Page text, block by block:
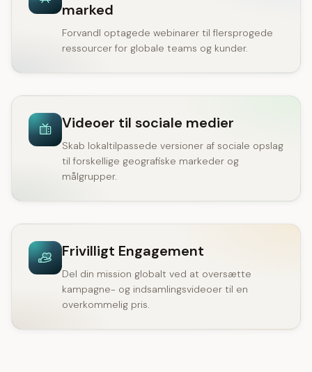
marked
Forvandl optagede webinarer til flersprogede
ressourcer for globale teams og kunder.
Videoer til sociale medier
Skab lokaltilpassede versioner af sociale opslag
til forskellige geografiske markeder og
målgrupper.
Frivilligt Engagement
Del din mission globalt ved at oversætte
kampagne- og indsamlingsvideoer til en
overkommelig pris.